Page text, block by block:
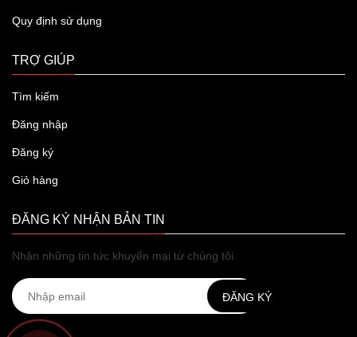
Quy định sử dụng
TRỢ GIÚP
Tìm kiếm
Đăng nhập
Đăng ký
Giỏ hàng
ĐĂNG KÝ NHẬN BẢN TIN
Nhận những tin tức khuyến mại từ chúng tôi
ĐĂNG KÝ